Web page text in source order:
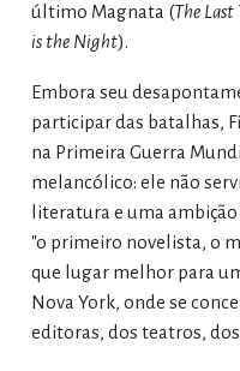
último Magnata (The Last
is the Night).
Embora seu
participar das batalhas,
na Primeira Guerra
melancólico: ele não
literatura e uma
"o primeiro novelista, o
que lugar melhor para
Nova York, onde se
editoras, dos teatros,